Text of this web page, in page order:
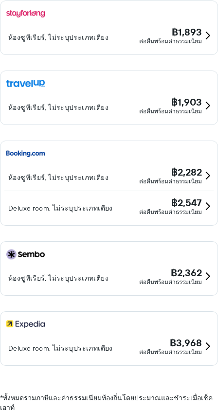
ห้องซูพีเรียร์, ไม่ระบุประเภทเตียง ฿1,893
ต่อคืนพร้อมค่าธรรมเนียม
ห้องซูพีเรียร์, ไม่ระบุประเภทเตียง ฿1,903
ต่อคืนพร้อมค่าธรรมเนียม
ห้องซูพีเรียร์, ไม่ระบุประเภทเตียง ฿2,282
ต่อคืนพร้อมค่าธรรมเนียม
Deluxe room, ไม่ระบุประเภทเตียง ฿2,547
ต่อคืนพร้อมค่าธรรมเนียม
ห้องซูพีเรียร์, ไม่ระบุประเภทเตียง ฿2,362
ต่อคืนพร้อมค่าธรรมเนียม
Deluxe room, ไม่ระบุประเภทเตียง ฿3,968
ต่อคืนพร้อมค่าธรรมเนียม
*ทั้งหมดรวมภาษีและค่าธรรมเนียมท้องถิ่นโดยประมาณและชำระเมื่อเช็ค
เอาท์